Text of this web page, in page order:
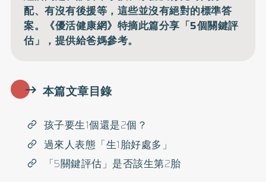
配、有沒有後援等，這些並沒有絕對的標準答
案。《優活健康網》特摘此篇分享「5個關鍵評
估」，提供給爸媽參考。
本篇文章目錄
孩子要生1個還是2個？
過來人表態「生1胎好處多」
「5關鍵評估」是否該生第2胎